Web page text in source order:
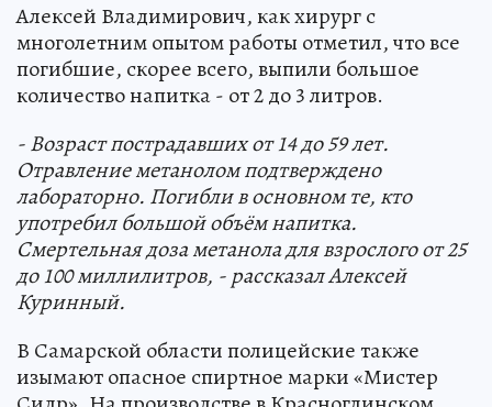
Алексей Владимирович, как хирург с
многолетним опытом работы отметил, что все
погибшие, скорее всего, выпили большое
количество напитка - от 2 до 3 литров.
- Возраст пострадавших от 14 до 59 лет.
Отравление метанолом подтверждено
лабораторно. Погибли в основном те, кто
употребил большой объём напитка.
Смертельная доза метанола для взрослого от 25
до 100 миллилитров, - рассказал Алексей
Куринный.
В Самарской области полицейские также
изымают опасное спиртное марки «Мистер